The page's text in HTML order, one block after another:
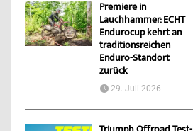
Premiere in
Lauchhammer: ECHT
Endurocup kehrt an
traditionsreichen
Enduro-Standort
zurück
29. Juli 2026